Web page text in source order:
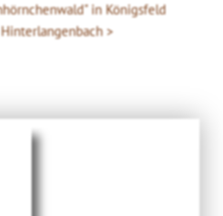
in Königsfeld